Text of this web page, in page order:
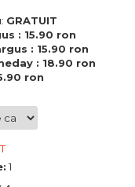
: GRATUIT
: 15.90 ron
: 15.90 ron
: 18.90 ron
ron
1